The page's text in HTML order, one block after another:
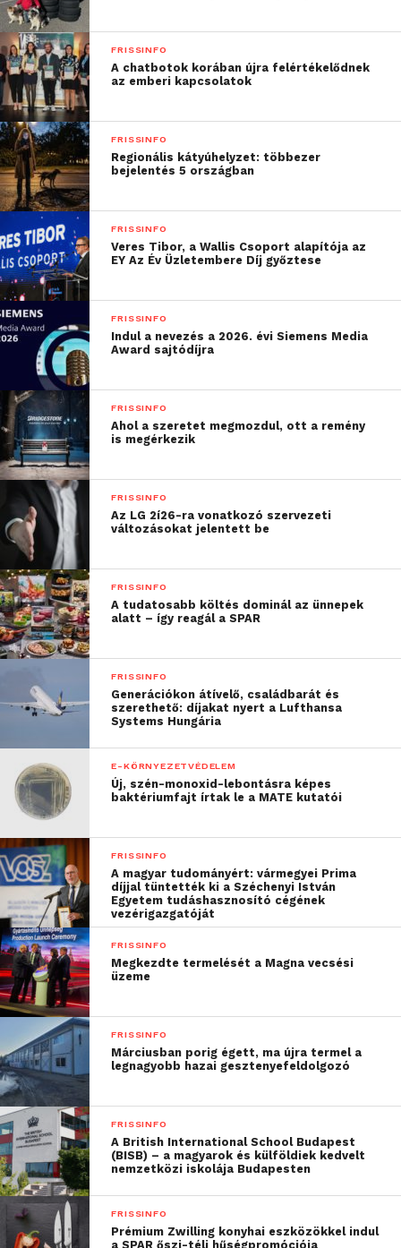
FRISSINFO
A chatbotok korában újra felértékelődnek
az emberi kapcsolatok
FRISSINFO
Regionális kátyúhelyzet: többezer
bejelentés 5 országban
FRISSINFO
Veres Tibor, a Wallis Csoport alapítója az
EY Az Év Üzletembere Díj győztese
FRISSINFO
Indul a nevezés a 2026. évi Siemens Media
Award sajtódíjra
FRISSINFO
Ahol a szeretet megmozdul, ott a remény
is megérkezik
FRISSINFO
Az LG 2í26-ra vonatkozó szervezeti
változásokat jelentett be
FRISSINFO
A tudatosabb költés dominál az ünnepek
alatt – így reagál a SPAR
FRISSINFO
Generációkon átívelő, családbarát és
szerethető: díjakat nyert a Lufthansa
Systems Hungária
E-KÖRNYEZETVÉDELEM
Új, szén-monoxid-lebontásra képes
baktériumfajt írtak le a MATE kutatói
FRISSINFO
A magyar tudományért: vármegyei Prima
díjjal tüntették ki a Széchenyi István
Egyetem tudáshasznosító cégének
vezérigazgatóját
FRISSINFO
Megkezdte termelését a Magna vecsési
üzeme
FRISSINFO
Márciusban porig égett, ma újra termel a
legnagyobb hazai gesztenyefeldolgozó
FRISSINFO
A British International School Budapest
(BISB) – a magyarok és külföldiek kedvelt
nemzetközi iskolája Budapesten
FRISSINFO
Prémium Zwilling konyhai eszközökkel indul
a SPAR őszi-téli hűségpromóciója